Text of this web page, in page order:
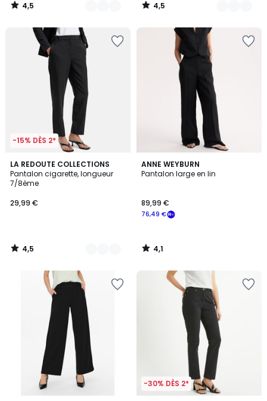
4,5
/
4,5
/
-15% DÈS 2*
LA REDOUTE COLLECTIONS
Pantalon cigarette, longueur
7/8ème
29,99 €
4,5
/ 5
3
Couleurs
4,5
/
ANNE WEYBURN
Pantalon large en lin
76,49 €
89,99 €
4,1
/ 5
4,1
/
-30% DÈS 2*